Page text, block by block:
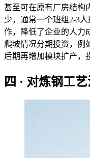
甚至可在原有厂房结构
少，通常一个班组2-3
作，降低了企业的人力
爬坡情况分期投资，例
后期再增加模块扩产，
四 · 对炼钢工